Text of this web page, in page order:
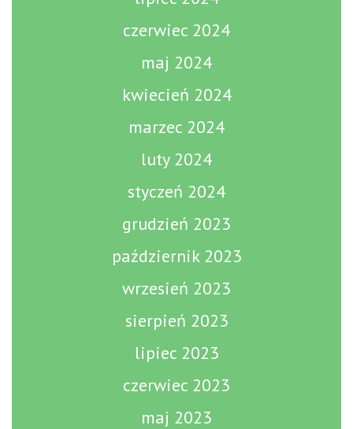
czerwiec 2024
maj 2024
kwiecień 2024
marzec 2024
luty 2024
styczeń 2024
grudzień 2023
październik 2023
wrzesień 2023
sierpień 2023
lipiec 2023
czerwiec 2023
maj 2023